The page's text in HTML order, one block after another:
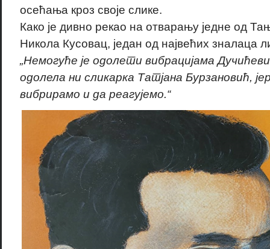
осећања кроз своје слике.
Како је дивно рекао на отварању једне од
Никола Кусовац, један од највећих зналаца
„Немогуће је одолети вибрацијама
одолела ни сликарка Татјана Бурзановић,
вибрирамо и да реагујемо.“